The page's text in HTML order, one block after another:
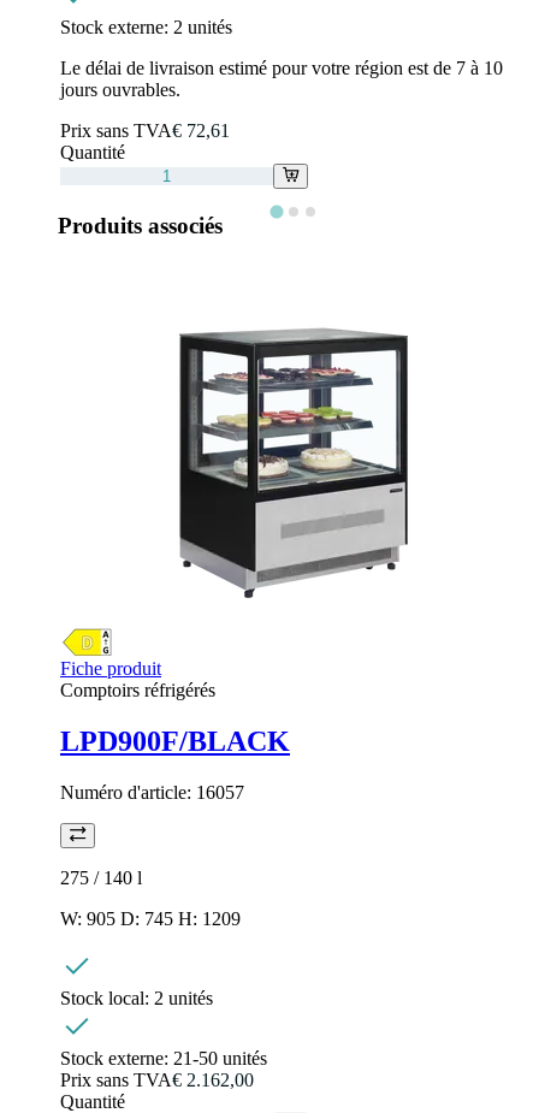
Stock externe: 2 unités
Le délai de livraison estimé pour votre région est de 7 à 10
jours ouvrables.
Prix sans TVA€ 72,61
Quantité
Produits associés
Fiche produit
Comptoirs réfrigérés
LPD900F/BLACK
Numéro d'article: 16057
275 / 140 l
W: 905 D: 745 H: 1209
Stock local: 2 unités
Stock externe: 21-50 unités
Prix sans TVA€ 2.162,00
Quantité